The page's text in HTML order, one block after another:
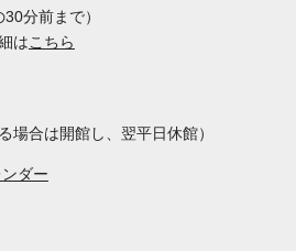
分前まで）
はこちら
場合は開館し、翌平日休館）
ダー